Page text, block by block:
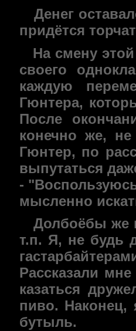
Денег
придётся
На смену
своего
каждую
Гюнтера,
После
конечно же,
Гюнтер, по
выпутаться
-
мысленно
Долбоёбы же
т.п. Я, не будь
Рассказали
казаться
пиво. Наконец,
бутыль.